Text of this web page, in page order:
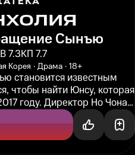
Сынъю
7.3КП 7.7
Корея Драма 18+
становится известным
чтобы найти Юнсу, которая
году. Директор Но Чона